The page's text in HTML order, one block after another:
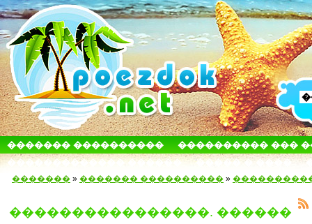
������� ����������
���������� ���
������������� ������
����� � ����
������� » ������� ���������� »
����������������. ������